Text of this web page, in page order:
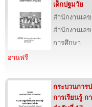
เด็กปฐมวัย
สำนักงานเล
สำนักงานเล
การศึกษา
อ่านฟรี
กระบวนกา
การเรียนรู้ ก